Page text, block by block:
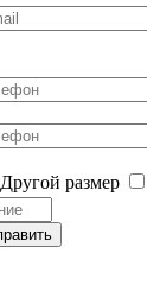
Другой размер